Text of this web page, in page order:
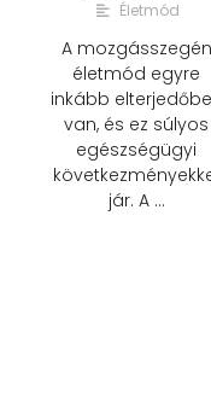
Életmód
A
életmód egyre
inkább
van, és ez súlyos
egészségügyi
jár. A …